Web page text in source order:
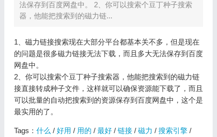
法保存到百度网盘中。 2、你可以搜索个豆丁种子搜索
器，他能把搜索到的磁力链...
1、磁力链接搜索现在大部分平台都基本关不多，但是现在
的问题是很多磁力链接无法下载，而且多大无法保存到百度
网盘中。
2、你可以搜索个豆丁种子搜索器，他能把搜索到的磁力链
接直接转成种子文件，这样就可以确保资源能下载了，而且
可以批量的自动把搜索到的资源保存到百度网盘中，这个是
最实用的了。
Tags： 什么 / 好用 / 用的 / 最好/ 链接/ 磁力 / 搜索引擎 /